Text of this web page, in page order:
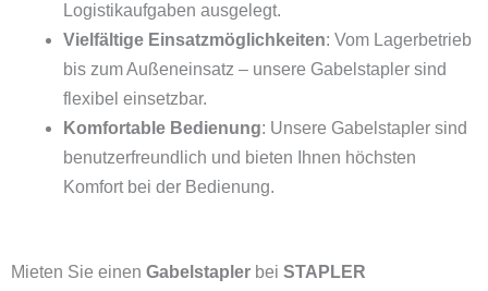
Logistikaufgaben ausgelegt.
Vielfältige Einsatzmöglichkeiten: Vom Lagerbetrieb
bis zum Außeneinsatz – unsere Gabelstapler sind
flexibel einsetzbar.
Komfortable Bedienung: Unsere Gabelstapler sind
benutzerfreundlich und bieten Ihnen höchsten
Komfort bei der Bedienung.
Mieten Sie einen Gabelstapler bei STAPLER